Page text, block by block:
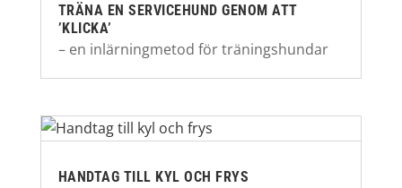
TRÄNA EN SERVICEHUND GENOM ATT
’KLICKA’
– en inlärningmetod för träningshundar
HANDTAG TILL KYL OCH FRYS